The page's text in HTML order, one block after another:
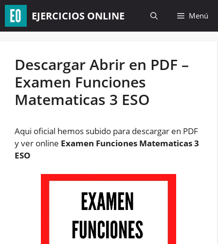
Saltar
contenido
EJERCICIOS ONLINE Menú
Descargar Abrir en PDF –
Examen Funciones
Matematicas 3 ESO
Aqui oficial hemos subido para descargar en PDF
y ver online Examen Funciones Matematicas 3
ESO